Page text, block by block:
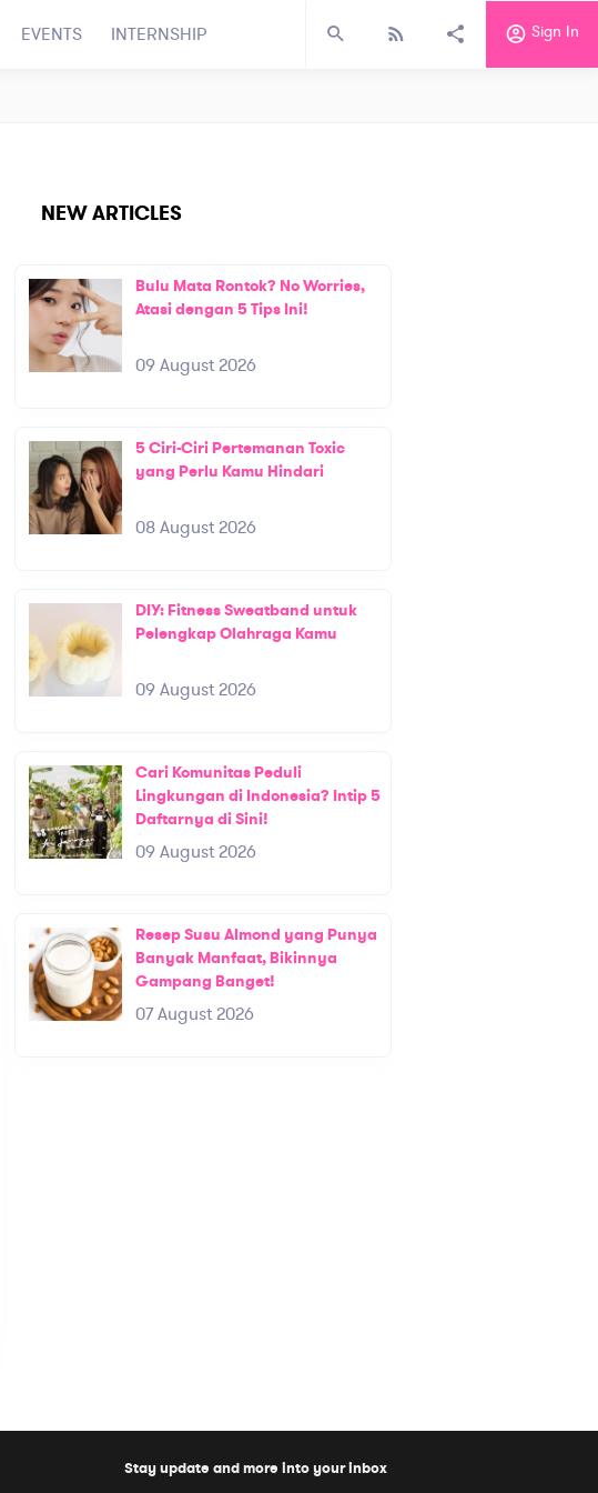
EVENTS INTERNSHIP Sign In
NEW ARTICLES
Bulu Mata Rontok? No Worries,
Atasi dengan 5 Tips Ini!
09 August 2026
5 Ciri-Ciri Pertemanan Toxic
yang Perlu Kamu Hindari
08 August 2026
DIY: Fitness Sweatband untuk
Pelengkap Olahraga Kamu
09 August 2026
Cari Komunitas Peduli
Lingkungan di Indonesia? Intip 5
Daftarnya di Sini!
09 August 2026
Resep Susu Almond yang Punya
Banyak Manfaat, Bikinnya
Gampang Banget!
07 August 2026
Stay update and more into your inbox